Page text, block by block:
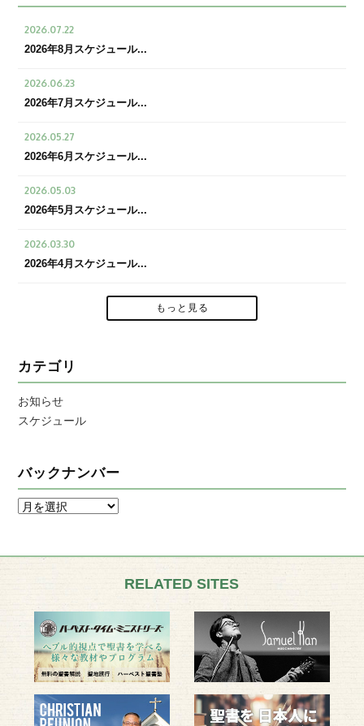
2026.07.22
2026年8月スケジュール...
2026.06.23
2026年7月スケジュール...
2026.05.27
2026年6月スケジュール...
2026.05.03
2026年5月スケジュール...
2026.03.30
2026年4月スケジュール...
もっと見る
カテゴリ
お知らせ
スケジュール
バックナンバー
RELATED SITES